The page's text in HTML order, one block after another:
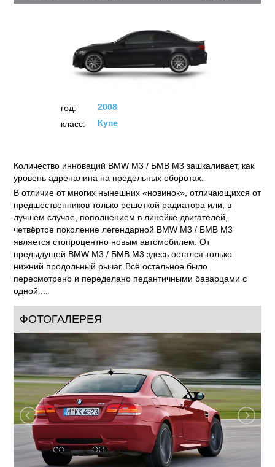
год:
2008
класс:
Купе
Количество инноваций BMW M3 / БМВ М3 зашкаливает, как
уровень адреналина на предельных оборотах.
В отличие от многих нынешних «новинок», отличающихся от
предшественников только решёткой радиатора или, в
лучшем случае, пополнением в линейке двигателей,
четвёртое поколение легендарной BMW M3 / БМВ М3
является стопроцентно новым автомобилем. От
предыдущей BMW M3 / БМВ М3 здесь остался только
нижний продольный рычаг. Всё остальное было
пересмотрено и переделано педантичными баварцами с
одной ...
ФОТОГАЛЕРЕЯ